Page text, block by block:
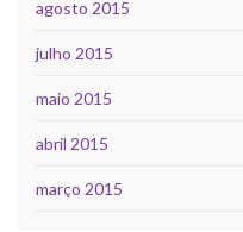
agosto 2015
julho 2015
maio 2015
abril 2015
março 2015